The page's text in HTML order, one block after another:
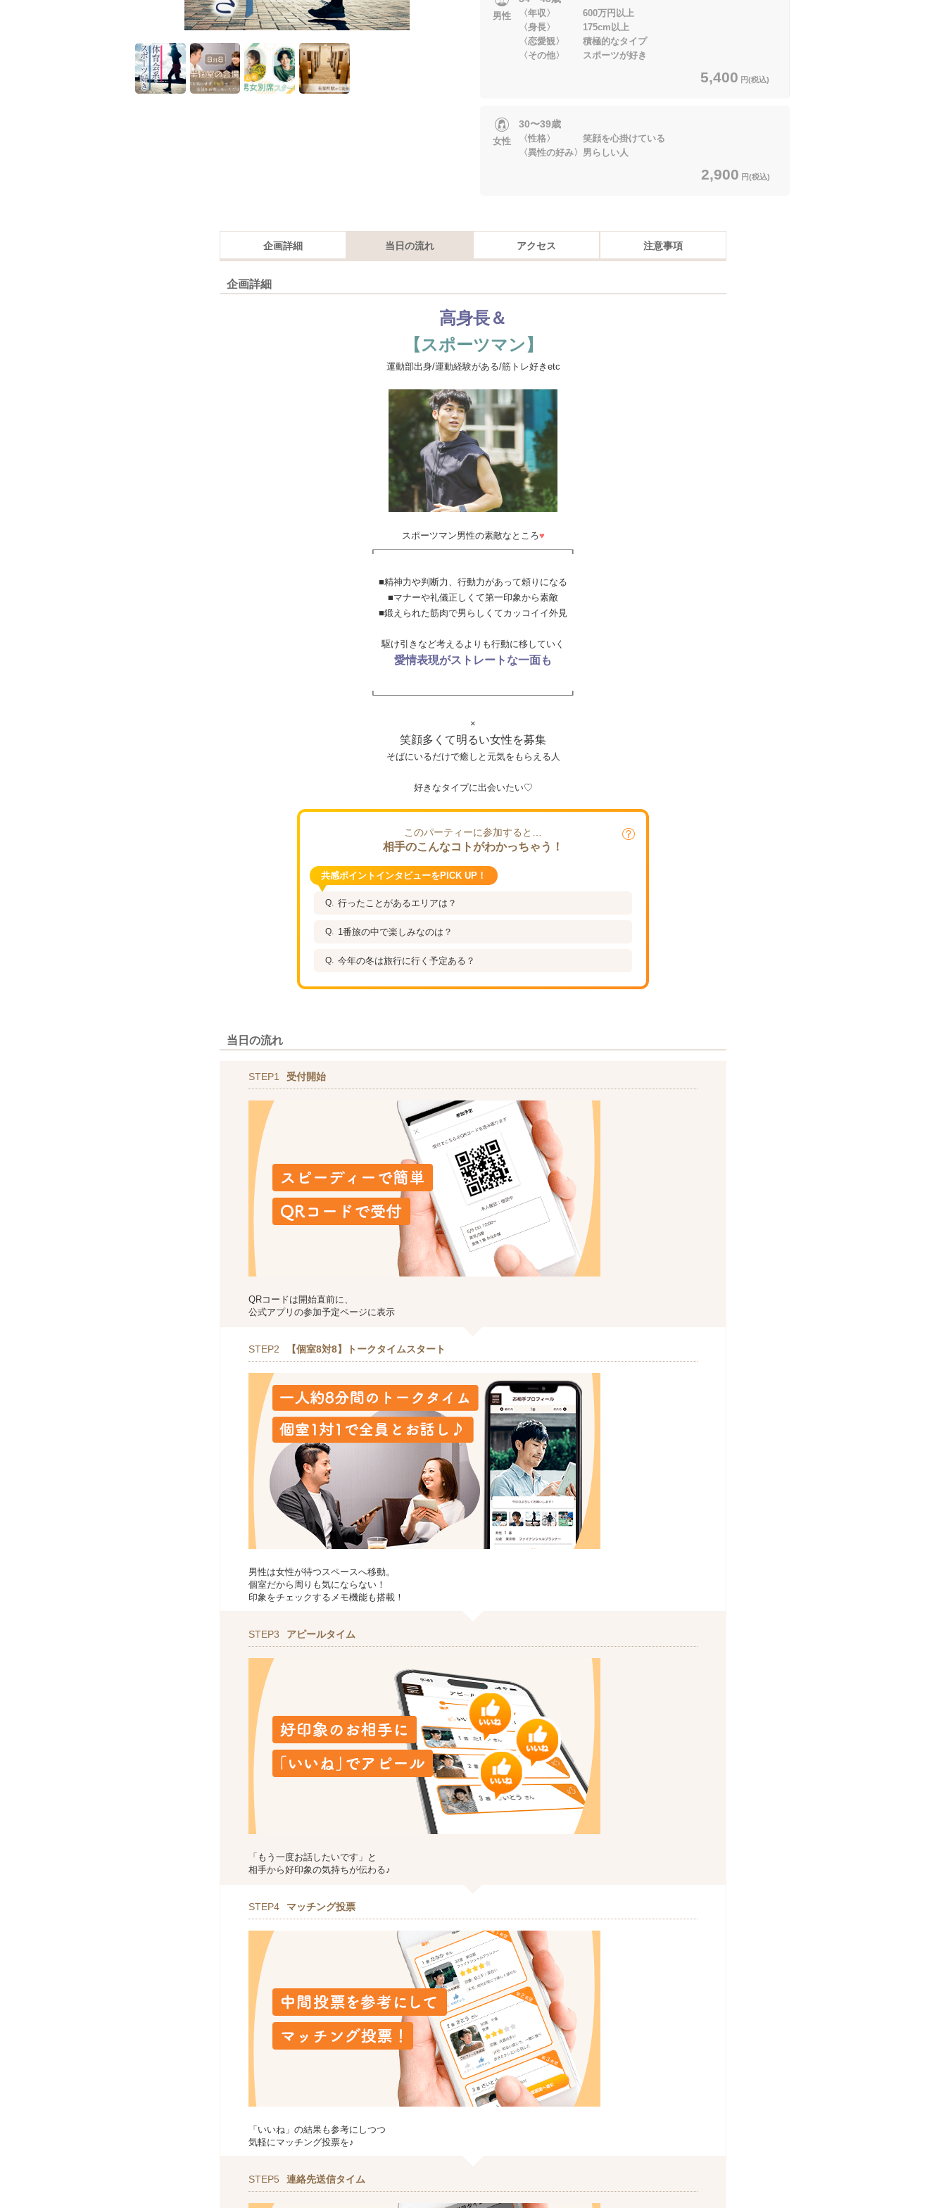
男性
〈年収〉 600万円以上
〈身長〉 175cm以上
〈恋愛観〉 積極的なタイプ
〈その他〉 スポーツが好き
5,400 円(税込)
女性
30〜39歳
〈性格〉 笑顔を心掛けている
〈異性の好み〉男らしい人
2,900 円(税込)
企画詳細 当日の流れ アクセス 注意事項
企画詳細
高身長＆
【スポーツマン】
運動部出身/運動経験がある/筋トレ好きetc
スポーツマン男性の素敵なところ♥
■精神力や判断力、行動力があって頼りになる
■マナーや礼儀正しくて第一印象から素敵
■鍛えられた筋肉で男らしくてカッコイイ外見
駆け引きなど考えるよりも行動に移していく
愛情表現がストレートな一面も
×
笑顔多くて明るい女性を募集
そばにいるだけで癒しと元気をもらえる人
好きなタイプに出会いたい♡
このパーティーに参加すると…
相手のこんなコトがわかっちゃう！
共感ポイントインタビューをPICK UP！
行ったことがあるエリアは？
1番旅の中で楽しみなのは？
今年の冬は旅行に行く予定ある？
当日の流れ
STEP1 受付開始
QRコードは開始直前に、
公式アプリの参加予定ページに表示
STEP2 【個室8対8】トークタイムスタート
男性は女性が待つスペースへ移動。
個室だから周りも気にならない！
印象をチェックするメモ機能も搭載！
STEP3 アピールタイム
「もう一度お話したいです」と
相手から好印象の気持ちが伝わる♪
STEP4 マッチング投票
「いいね」の結果も参考にしつつ
気軽にマッチング投票を♪
STEP5 連絡先送信タイム